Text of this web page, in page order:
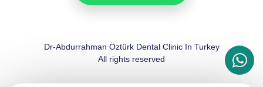
Dr-Abdurrahman Öztürk Dental Clinic In Turkey
All rights reserved